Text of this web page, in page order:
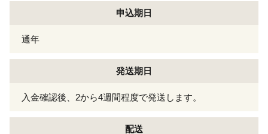
申込期日
通年
発送期日
入金確認後、2から4週間程度で発送します。
配送